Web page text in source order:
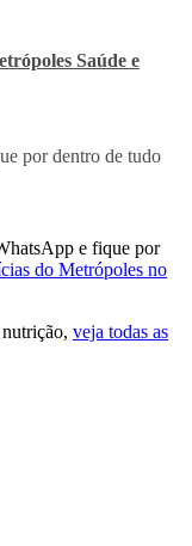
Saúde e
por dentro de tudo
e fique por
do Metrópoles no
veja todas as